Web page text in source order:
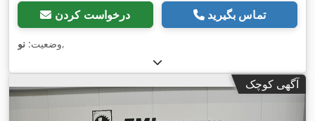
درخواست کردن تماس بگیرید
وضعیت: نو ,
آگهی کوچک